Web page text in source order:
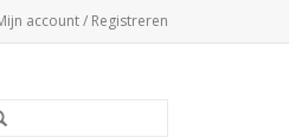
account / Registreren